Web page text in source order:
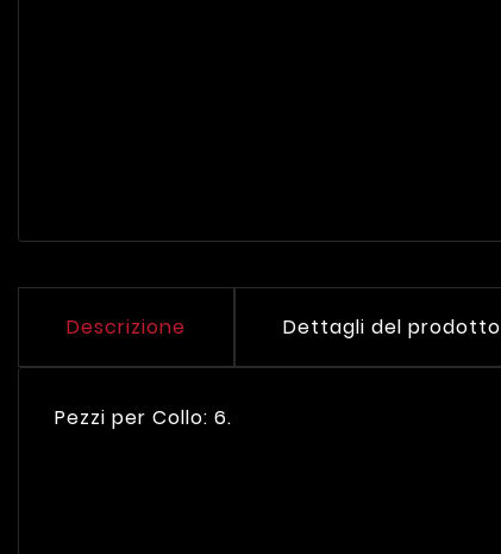
Descrizione Dettagli del prodotto
Pezzi per Collo: 6.